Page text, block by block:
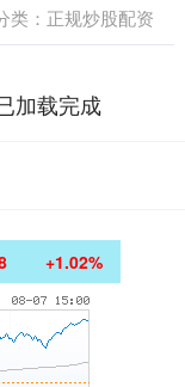
类： 正规炒股配资
加载完成
+1.02%